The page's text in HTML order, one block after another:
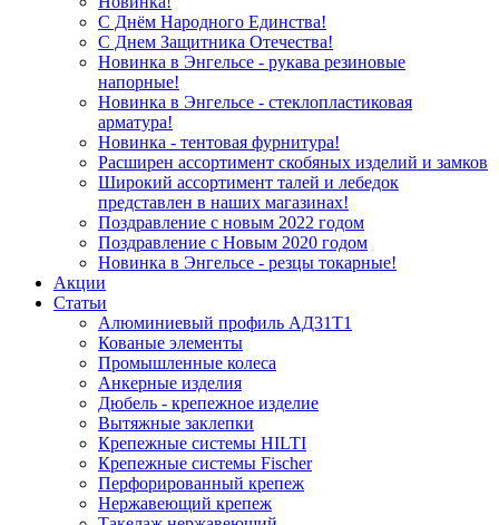
С Днём Народного Единства!
С Днем Защитника Отечества!
Новинка в Энгельсе - рукава резиновые
напорные!
Новинка в Энгельсе - стеклопластиковая
арматура!
Новинка - тентовая фурнитура!
Расширен ассортимент скобяных изделий и замков
Широкий ассортимент талей и лебедок
представлен в наших магазинах!
Поздравление с новым 2022 годом
Поздравление с Новым 2020 годом
Новинка в Энгельсе - резцы токарные!
Акции
Статьи
Алюминиевый профиль АД31Т1
Кованые элементы
Промышленные колеса
Анкерные изделия
Дюбель - крепежное изделие
Вытяжные заклепки
Крепежные системы HILTI
Крепежные системы Fischer
Перфорированный крепеж
Нержавеющий крепеж